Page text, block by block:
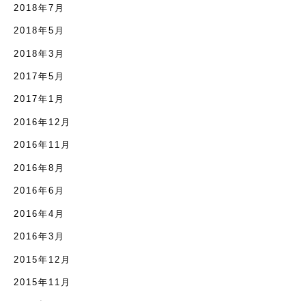
2018年7月
2018年5月
2018年3月
2017年5月
2017年1月
2016年12月
2016年11月
2016年8月
2016年6月
2016年4月
2016年3月
2015年12月
2015年11月